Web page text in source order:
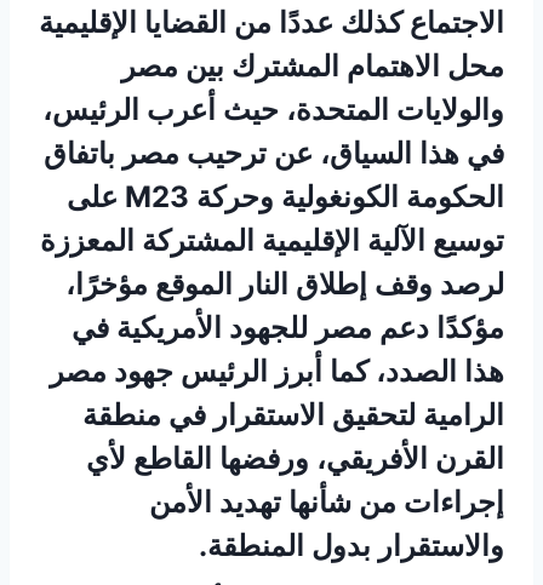
الاجتماع كذلك عددًا من القضايا الإقليمية
محل الاهتمام المشترك بين مصر
والولايات المتحدة، حيث أعرب الرئيس،
في هذا السياق، عن ترحيب مصر باتفاق
الحكومة الكونغولية وحركة M23 على
توسيع الآلية الإقليمية المشتركة المعززة
لرصد وقف إطلاق النار الموقع مؤخرًا،
مؤكدًا دعم مصر للجهود الأمريكية في
هذا الصدد، كما أبرز الرئيس جهود مصر
الرامية لتحقيق الاستقرار في منطقة
القرن الأفريقي، ورفضها القاطع لأي
إجراءات من شأنها تهديد الأمن
والاستقرار بدول المنطقة.